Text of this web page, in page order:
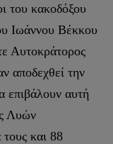
του κακοδόξου
Ιωάννου Βέκκου
Αυτοκράτορος
αποδεχθεί την
επιβάλουν αυτή
Λυών
και 88